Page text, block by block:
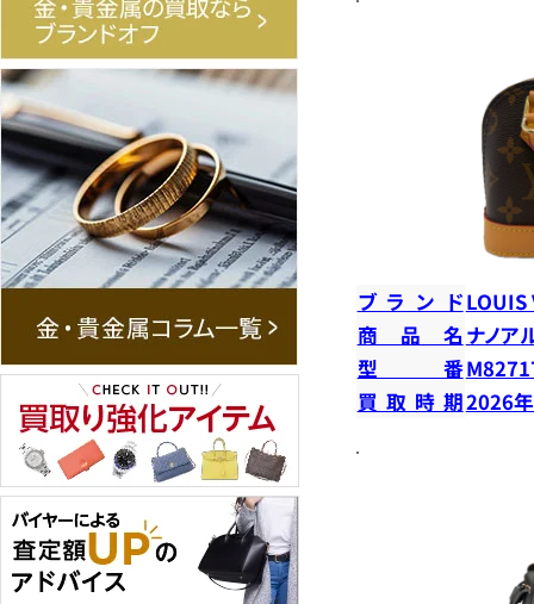
ブランドLOUIS
商品名 ナノア
型番
買取時期2026